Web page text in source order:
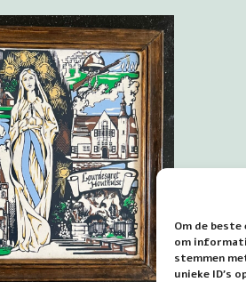
Om de
om
stemmen
unieke ID's